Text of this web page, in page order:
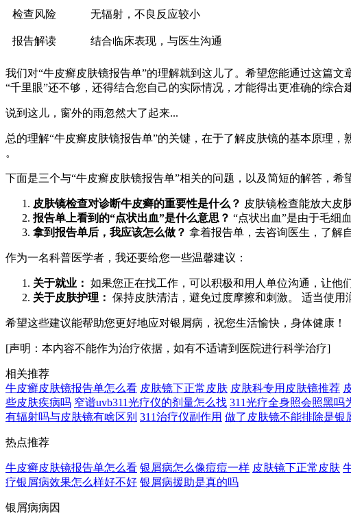
检查风险 无辐射，不良反应较小
报告解读 结合临床表现，与医生沟通
我们对“牛皮癣皮肤镜报告单”的理解就到这儿了。希望您能通过这篇
“千里眼”还不够，还得结合您自己的实际情况，才能得出更准确的综合
说到这儿，窗外的雨忽然大了起来...
总的理解“牛皮癣皮肤镜报告单”的关键，在于了解皮肤镜的基本原理
。
下面是三个与“牛皮癣皮肤镜报告单”相关的问题，以及简短的解答，希
皮肤镜检查对诊断牛皮癣的重要性是什么？ 皮肤镜检查能放大皮
报告单上看到的“点状出血”是什么意思？ “点状出血”是由于毛细
拿到报告单后，我应该怎么做？ 拿着报告单，去咨询医生，了解
作为一名科普医学者，我还要给您一些温馨建议：
关于就业： 如果您正在找工作，可以积极和用人单位沟通，让他
关于皮肤护理： 保持皮肤清洁，避免过度摩擦和刺激。 适当使用
希望这些建议能帮助您更好地应对银屑病，祝您生活愉快，身体健康！
[声明：本内容不能作为治疗依据，如有不适请到医院进行科学治疗]
相关推荐
牛皮癣皮肤镜报告单怎么看 皮肤镜下正常皮肤 皮肤科专用皮肤镜推荐
些皮肤疾病吗 窄谱uvb311光疗仪的剂量怎么找 311光疗全身照会照黑吗
有辐射吗与皮肤镜有啥区别 311治疗仪副作用 做了皮肤镜不能排除是银
热点推荐
牛皮癣皮肤镜报告单怎么看 银屑病怎么像痘痘一样 皮肤镜下正常皮肤
疗银屑病效果怎么样好不好 银屑病援助是真的吗
银屑病病因